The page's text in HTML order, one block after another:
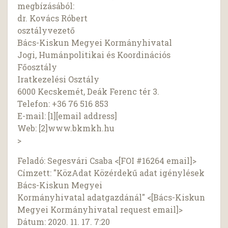
megbízásából:
dr. Kovács Róbert
osztályvezető
Bács-Kiskun Megyei Kormányhivatal
Jogi, Humánpolitikai és Koordinációs
Főosztály
Iratkezelési Osztály
6000 Kecskemét, Deák Ferenc tér 3.
Telefon: +36 76 516 853
E-mail: [1][email address]
Web: [2]www.bkmkh.hu
>
Feladó: Segesvári Csaba <[FOI #16264 email]>
Címzett: "KözAdat Közérdekű adat igénylések
Bács-Kiskun Megyei
Kormányhivatal adatgazdánál" <[Bács-Kiskun
Megyei Kormányhivatal request email]>
Dátum: 2020. 11. 17. 7:20